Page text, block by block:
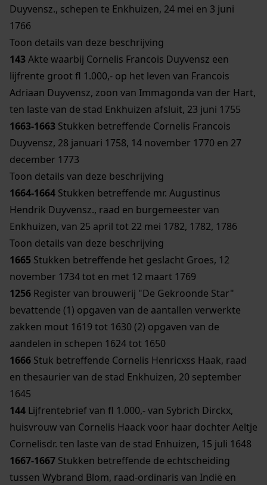
Duyvensz., schepen te Enkhuizen, 24 mei en 3 juni
1766
Toon details van deze beschrijving
143Akte waarbij Cornelis Francois Duyvensz een
lijfrente groot fl 1.000,- op het leven van Francois
Adriaan Duyvensz, zoon van Immagonda van der Hart,
ten laste van de stad Enkhuizen afsluit, 23 juni 1755
1663-1663 Stukken betreffende Cornelis Francois
Duyvensz, 28 januari 1758, 14 november 1770 en 27
december 1773
Toon details van deze beschrijving
1664-1664 Stukken betreffende mr. Augustinus
Hendrik Duyvensz., raad en burgemeester van
Enkhuizen, van 25 april tot 22 mei 1782, 1782, 1786
Toon details van deze beschrijving
1665 Stukken betreffende het geslacht Groes, 12
november 1734 tot en met 12 maart 1769
1256 Register van brouwerij "De Gekroonde Star"
bevattende (1) opgaven van de aantallen verwerkte
zakken mout 1619 tot 1630 (2) opgaven van de
aandelen in schepen 1624 tot 1650
1666 Stuk betreffende Cornelis Henricxss Haak, raad
en thesaurier van de stad Enkhuizen, 20 september
1645
144 Lijfrentebrief van fl 1.000,- van Sybrich Dirckx,
huisvrouw van Cornelis Haack voor haar dochter Aeltje
Cornelisdr. ten laste van de stad Enhuizen, 15 juli 1648
1667-1667 Stukken betreffende de echtscheiding
tussen Wybrand Blom, raad-ordinaris van Indië en